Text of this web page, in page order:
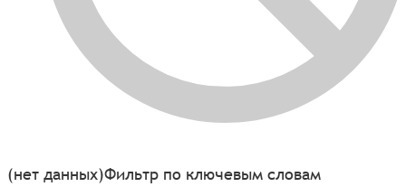
(нет данных)Фильтр по ключевым словам